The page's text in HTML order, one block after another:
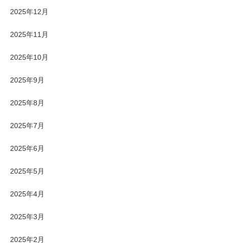
2025年12月
2025年11月
2025年10月
2025年9月
2025年8月
2025年7月
2025年6月
2025年5月
2025年4月
2025年3月
2025年2月